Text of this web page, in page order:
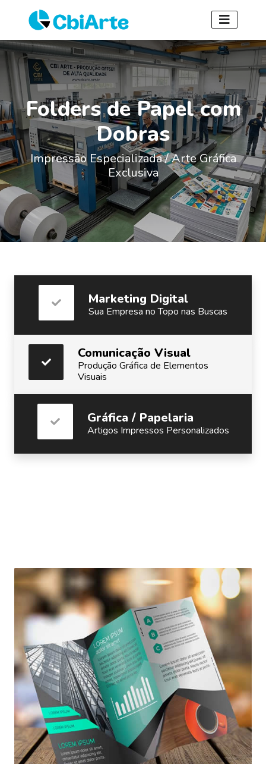
Folders de Papel com
Dobras
Impressão Especializada / Arte Gráfica
Exclusiva
Marketing Digital
Sua Empresa no Topo nas Buscas
Comunicação Visual
Produção Gráfica de Elementos
Visuais
Gráfica / Papelaria
Artigos Impressos Personalizados